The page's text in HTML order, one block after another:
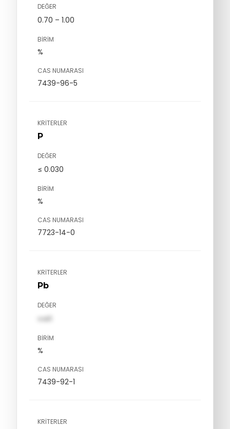
DEĞER
0.70 – 1.00
BIRIM
%
CAS NUMARASI
7439-96-5
KRITERLER
P
DEĞER
≤ 0.030
BIRIM
%
CAS NUMARASI
7723-14-0
KRITERLER
Pb
DEĞER
val1
BIRIM
%
CAS NUMARASI
7439-92-1
KRITERLER